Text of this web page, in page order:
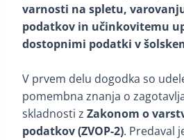
varnosti na spletu,
podatkov in učinkovitemu
dostopnimi podatki v
V prvem delu dogodka so
pomembna znanja o
skladnosti z Zakonom o
podatkov (ZVOP-2). Predaval